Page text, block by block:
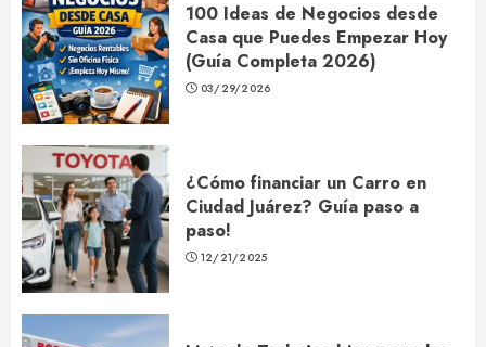
100 Ideas de Negocios desde
Casa que Puedes Empezar Hoy
(Guía Completa 2026)
03/29/2026
¿Cómo financiar un Carro en
Ciudad Juárez? Guía paso a
paso!
12/21/2025